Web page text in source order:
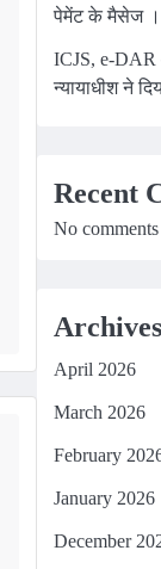
पेमेंट के मैसेज ।
ICJS, e-DAR
न्यायाधीश ने
Recent
No
Archives
April 2026
March 2026
February
January 2026
December